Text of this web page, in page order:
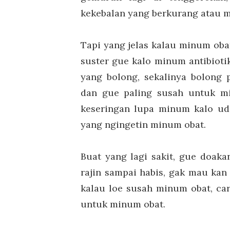
kekebalan yang berkurang atau
Tapi yang jelas kalau minum
suster gue kalo minum
yang bolong, sekalinya bolong
dan gue paling susah untuk
keseringan lupa minum kalo
yang ngingetin minum obat.
Buat yang lagi sakit, gue
rajin sampai habis, gak mau
kalau loe susah minum obat,
untuk minum obat.